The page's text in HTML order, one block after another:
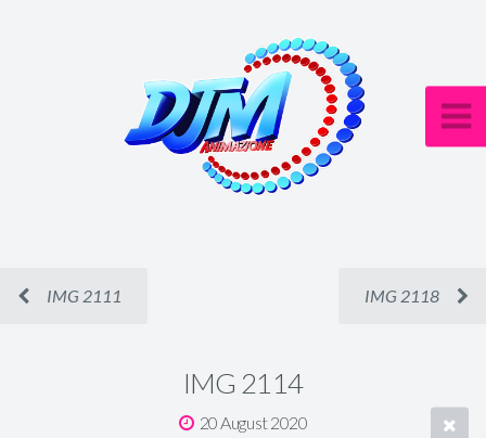
IMG 2111 IMG 2118
IMG 2114
20 August 2020